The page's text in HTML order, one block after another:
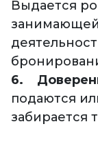
Выдается
6.
подаются
забирается